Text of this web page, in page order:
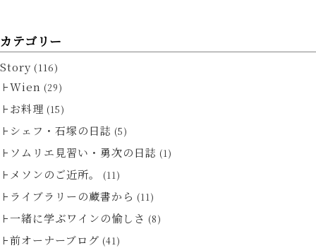
カテゴリー
Story (116)
Wien (29)
お料理 (15)
シェフ・石塚の日誌 (5)
ソムリエ見習い・勇次の日誌 (1)
メソンのご近所。 (11)
ライブラリーの蔵書から (11)
一緒に学ぶワインの愉しさ (8)
前オーナーブログ (41)